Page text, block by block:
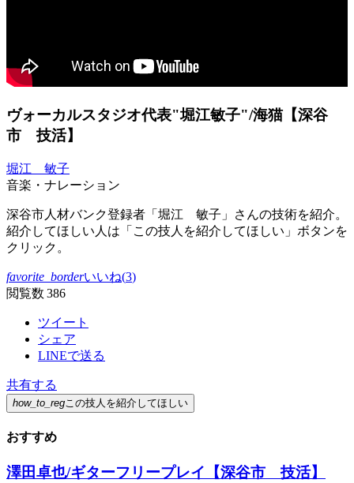
ヴォーカルスタジオ代表"堀江敏子"/海猫【深谷
市 技活】
堀江 敏子
音楽・ナレーション
深谷市人材バンク登録者「堀江 敏子」さんの技術を紹介。
紹介してほしい人は「この技人を紹介してほしい」ボタンを
クリック。
favorite_borderいいね(3)
閲覧数 386
ツイート
シェア
LINEで送る
共有する
how_to_reg この技人を紹介してほしい
おすすめ
澤田卓也/ギターフリープレイ【深谷市 技活】